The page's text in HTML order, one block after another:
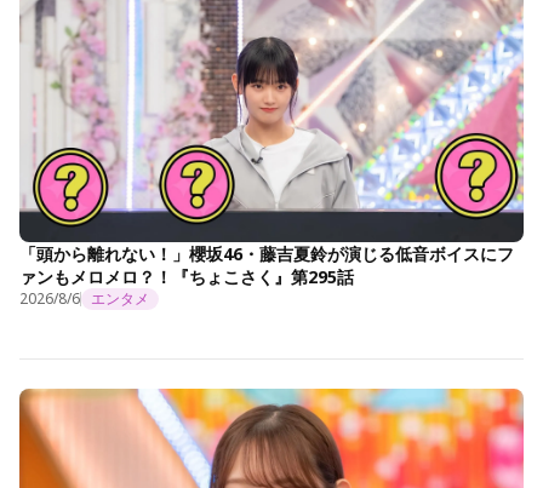
「頭から離れない！」櫻坂46・藤吉夏鈴が演じる低音ボイスにフ
ァンもメロメロ？！『ちょこさく』第295話
2026/8/6 エンタメ